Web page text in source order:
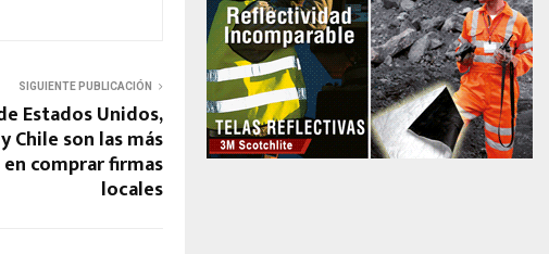
SIGUIENTE PUBLICACIÓN
Estados Unidos,
Chile son las más
comprar firmas
locales